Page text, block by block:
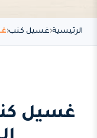
الرئيسية غسيل كنب
غسيل